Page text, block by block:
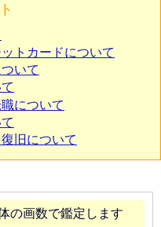
トカードについて
いて
について
旧について
の画数で鑑定します